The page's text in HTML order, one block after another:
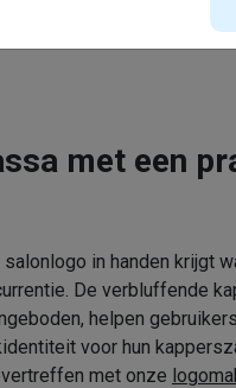
met een
in handen krijgt
De verbluffende
helpen
voor hun
met onze